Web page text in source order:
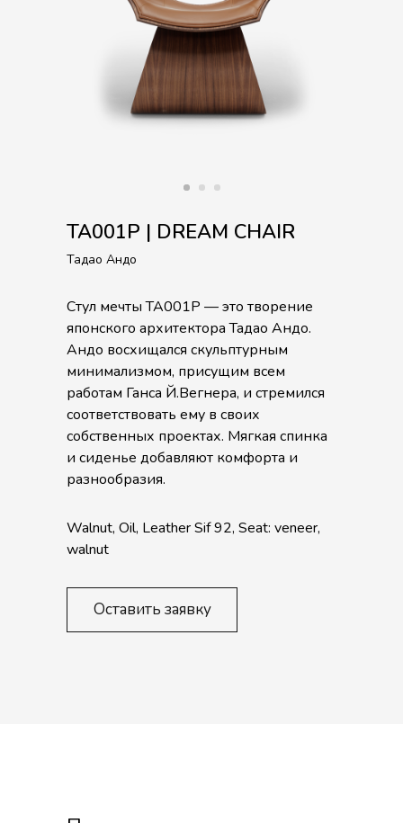
TA001P | DREAM CHAIR
Тадао Андо
Стул мечты TA001P — это творение
японского архитектора Тадао Андо.
Андо восхищался скульптурным
минимализмом, присущим всем
работам Ганса Й.Вегнера, и стремился
соответствовать ему в своих
собственных проектах. Мягкая спинка
и сиденье добавляют комфорта и
разнообразия.
Walnut, Oil, Leather Sif 92, Seat: veneer,
walnut
Оставить заявку